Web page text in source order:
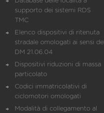
supporto dei sistemi RDS
TMC
Elenco dispositivi di ritenuta
stradale omologati ai sensi del
DM 21.06.04
Dispositivi riduzioni di massa
particolato
Codici immatricolativi di
ciclomotori omologati
Modalità di collegamento al